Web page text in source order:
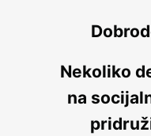
Nekoliko
na